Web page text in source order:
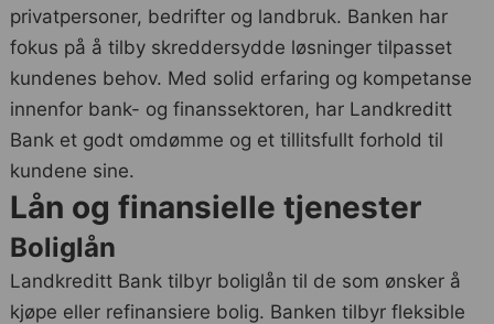
privatpersoner, bedrifter og landbruk. Banken har
fokus på å tilby skreddersydde løsninger tilpasset
kundenes behov. Med solid erfaring og kompetanse
innenfor bank- og finanssektoren, har Landkreditt
Bank et godt omdømme og et tillitsfullt forhold til
kundene sine.
Lån og finansielle tjenester
Boliglån
Landkreditt Bank tilbyr boliglån til de som ønsker å
kjøpe eller refinansiere bolig. Banken tilbyr fleksible